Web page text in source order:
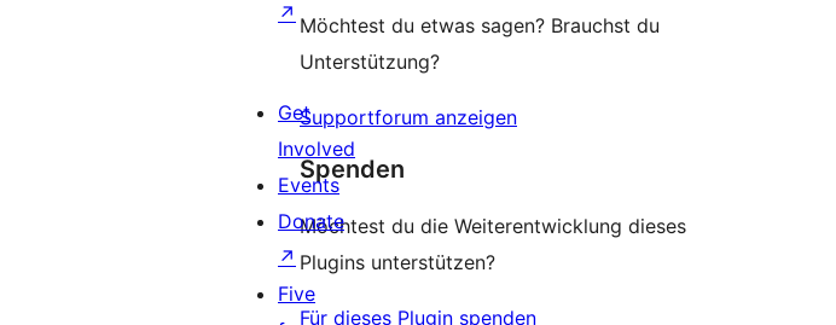
Möchtest du etwas sagen? Brauchst du
Unterstützung?
Supportforum anzeigen
Spenden
Möchtest du die Weiterentwicklung dieses
Plugins unterstützen?
Für dieses Plugin spenden
↗
Get
Involved
Events
Donate
↗
Five